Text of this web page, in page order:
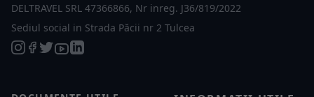
DELTRAVEL SRL 47366866, Nr inreg. J36/819/2022
Sediul social in Strada Păcii nr 2 Tulcea